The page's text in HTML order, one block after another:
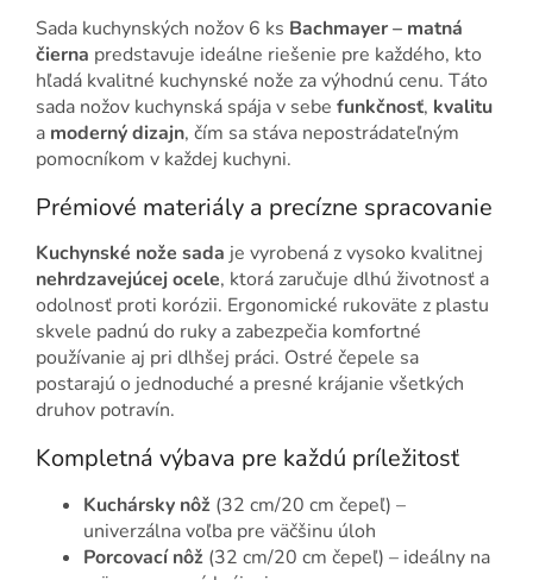
Sada kuchynských nožov 6 ks Bachmayer – matná
čierna predstavuje ideálne riešenie pre každého, kto
hľadá kvalitné kuchynské nože za výhodnú cenu. Táto
sada nožov kuchynská spája v sebe funkčnosť, kvalitu
a moderný dizajn, čím sa stáva nepostrádateľným
pomocníkom v každej kuchyni.
Prémiové materiály a precízne spracovanie
Kuchynské nože sada je vyrobená z vysoko kvalitnej
nehrdzavejúcej ocele, ktorá zaručuje dlhú životnosť a
odolnosť proti korózii. Ergonomické rukoväte z plastu
skvele padnú do ruky a zabezpečia komfortné
používanie aj pri dlhšej práci. Ostré čepele sa
postarajú o jednoduché a presné krájanie všetkých
druhov potravín.
Kompletná výbava pre každú príležitosť
Kuchársky nôž (32 cm/20 cm čepeľ) –
univerzálna voľba pre väčšinu úloh
Porcovací nôž (32 cm/20 cm čepeľ) – ideálny na